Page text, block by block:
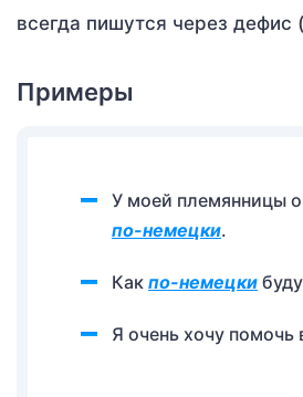
всегда пишутся через дефис (
Примеры
У моей племянницы
по-немецки.
Как по-немецки
Я очень хочу